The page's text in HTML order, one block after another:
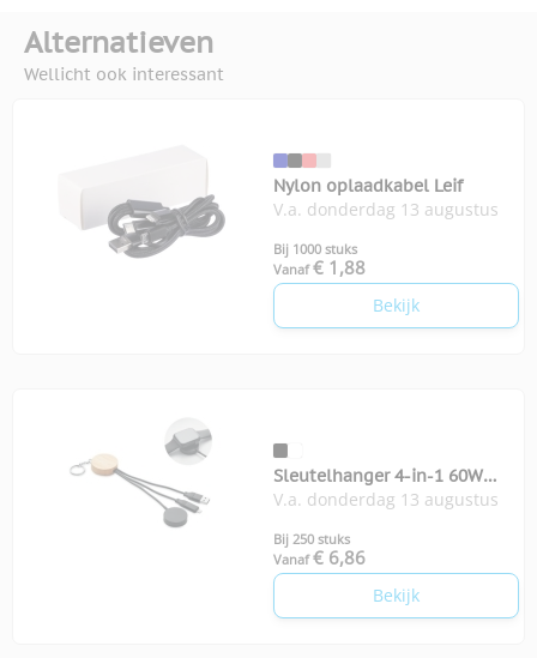
Alternatieven
Wellicht ook interessant
Nylon oplaadkabel Leif
V.a. donderdag 13 augustus
Bij 1000 stuks
Vanaf € 1,88
Bekijk
Sleutelhanger 4-in-1 60W
kabel
V.a. donderdag 13 augustus
Bij 250 stuks
Vanaf € 6,86
Bekijk